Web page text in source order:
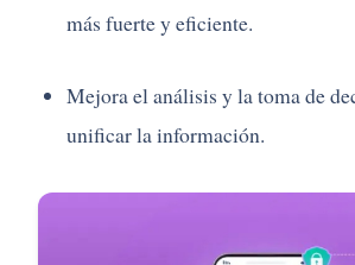
más fuerte y eficiente.
Mejora el análisis y la toma de
unificar la información.